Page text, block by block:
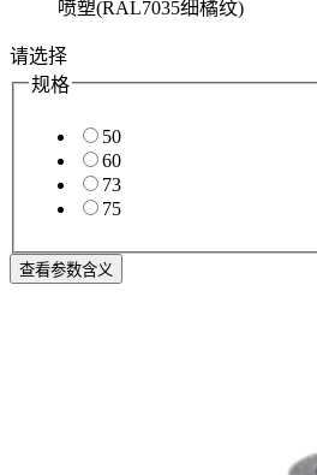
喷塑(RAL7035细橘纹)
请选择
规格
50
60
73
75
查看参数含义